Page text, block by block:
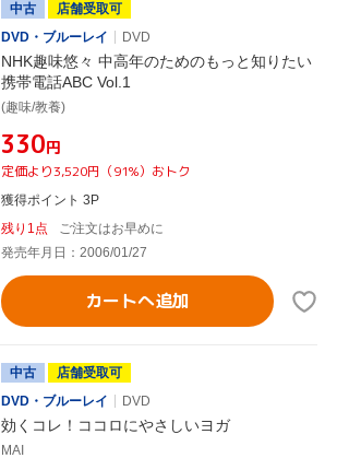
中古
店舗受取可
DVD・ブルーレイ
DVD
NHK趣味悠々 中高年のためのもっと知りたい
携帯電話ABC Vol.1
(趣味/教養)
¥330円
定価より3,520円（91%）おトク
獲得ポイント 3P
残り1点
ご注文はお早めに
発売年月日：2006/01/27
カートへ追加
中古
店舗受取可
DVD・ブルーレイ
DVD
効くコレ！ココロにやさしいヨガ
MAI